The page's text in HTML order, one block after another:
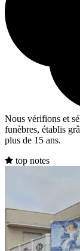
Nous vérifions et
funèbres, établis
plus de 15 ans.
top notes